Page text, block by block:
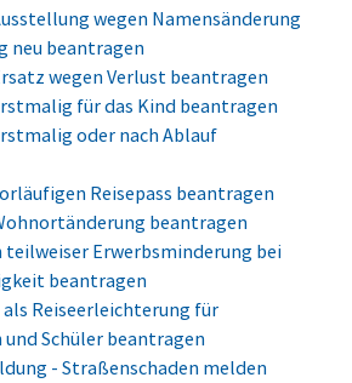
wegen Namensänderung
neu beantragen
wegen Verlust beantragen
für das Kind beantragen
oder nach Ablauf
Reisepass beantragen
beantragen
teilweiser Erwerbsminderung bei
beantragen
Reiseerleichterung für
Schüler beantragen
- Straßenschaden melden